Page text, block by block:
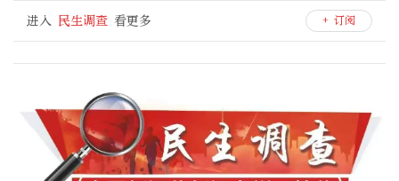
进入 民生调查 看更多 + 订阅